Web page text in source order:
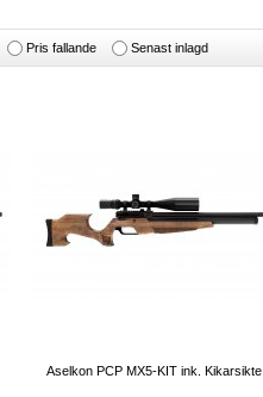
Pris fallande Senast inlagd
Aselkon PCP MX5-KIT ink. Kikarsikte